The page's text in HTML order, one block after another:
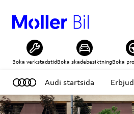
Boka verkstadstidBoka skadebesiktningBoka
Audi startsida